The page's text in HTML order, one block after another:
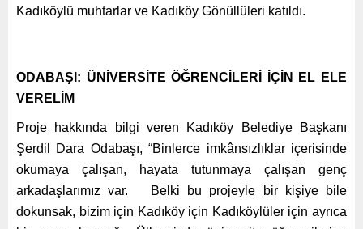
Kadıköylü muhtarlar ve Kadıköy Gönüllüleri katıldı.
ODABAŞI: ÜNİVERSİTE ÖĞRENCİLERİ İÇİN EL ELE
VERELİM
Proje hakkında bilgi veren Kadıköy Belediye Başkanı
Şerdil Dara Odabaşı, “Binlerce imkânsızlıklar içerisinde
okumaya çalışan, hayata tutunmaya çalışan genç
arkadaşlarımız var. Belki bu projeyle bir kişiye bile
dokunsak, bizim için Kadıköy için Kadıköylüler için ayrıca